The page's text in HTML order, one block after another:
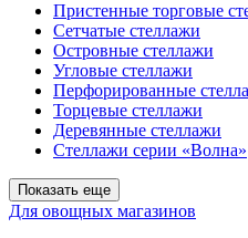
Пристенные торговые
Сетчатые стеллажи
Островные стеллажи
Угловые стеллажи
Перфорированные
Торцевые стеллажи
Деревянные стеллажи
Стеллажи серии «Волна»
Показать еще
Для овощных магазинов